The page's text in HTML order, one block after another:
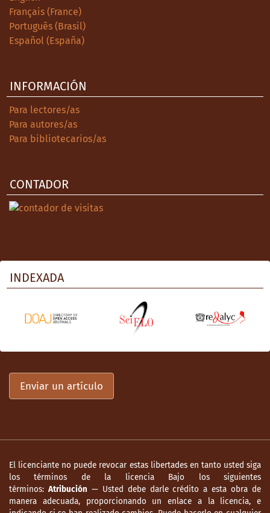
Français (France)
Português (Brasil)
Español (España)
INFORMACIÓN
Para lectores/as
Para autores/as
Para bibliotecarios/as
CONTADOR
INDEXADA
Enviar un artículo
El licenciante no puede revocar estas libertades en tanto usted siga
los términos de la licencia Bajo los siguientes
términos: Atribución — Usted debe darle crédito a esta obra de
manera adecuada, proporcionando un enlace a la licencia, e